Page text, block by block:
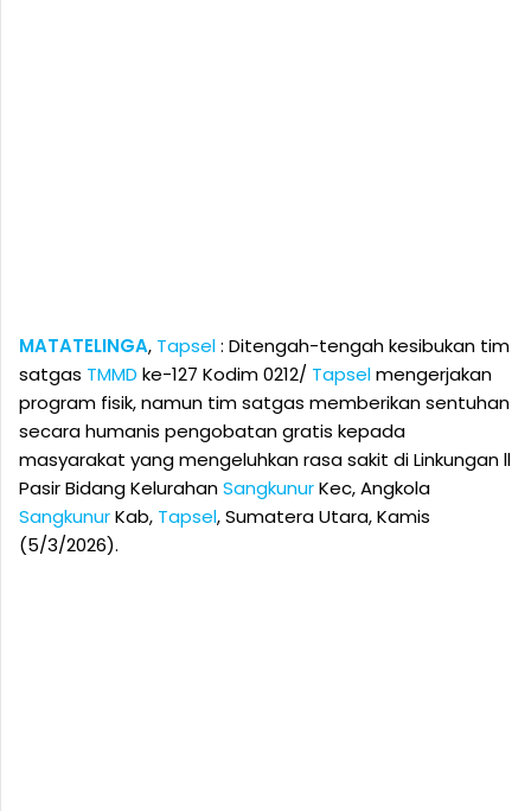
MATATELINGA, Tapsel: Ditengah-tengah kesibukan tim
satgas TMMD ke-127 Kodim 0212/ Tapselmengerjakan
program fisik, namun tim satgas memberikan sentuhan
secara humanis pengobatan gratis kepada
masyarakat yang mengeluhkan rasa sakit di Linkungan ll
Pasir Bidang KelurahanSangkunurKec, Angkola
SangkunurKab, Tapsel, Sumatera Utara, Kamis
(5/3/2026).